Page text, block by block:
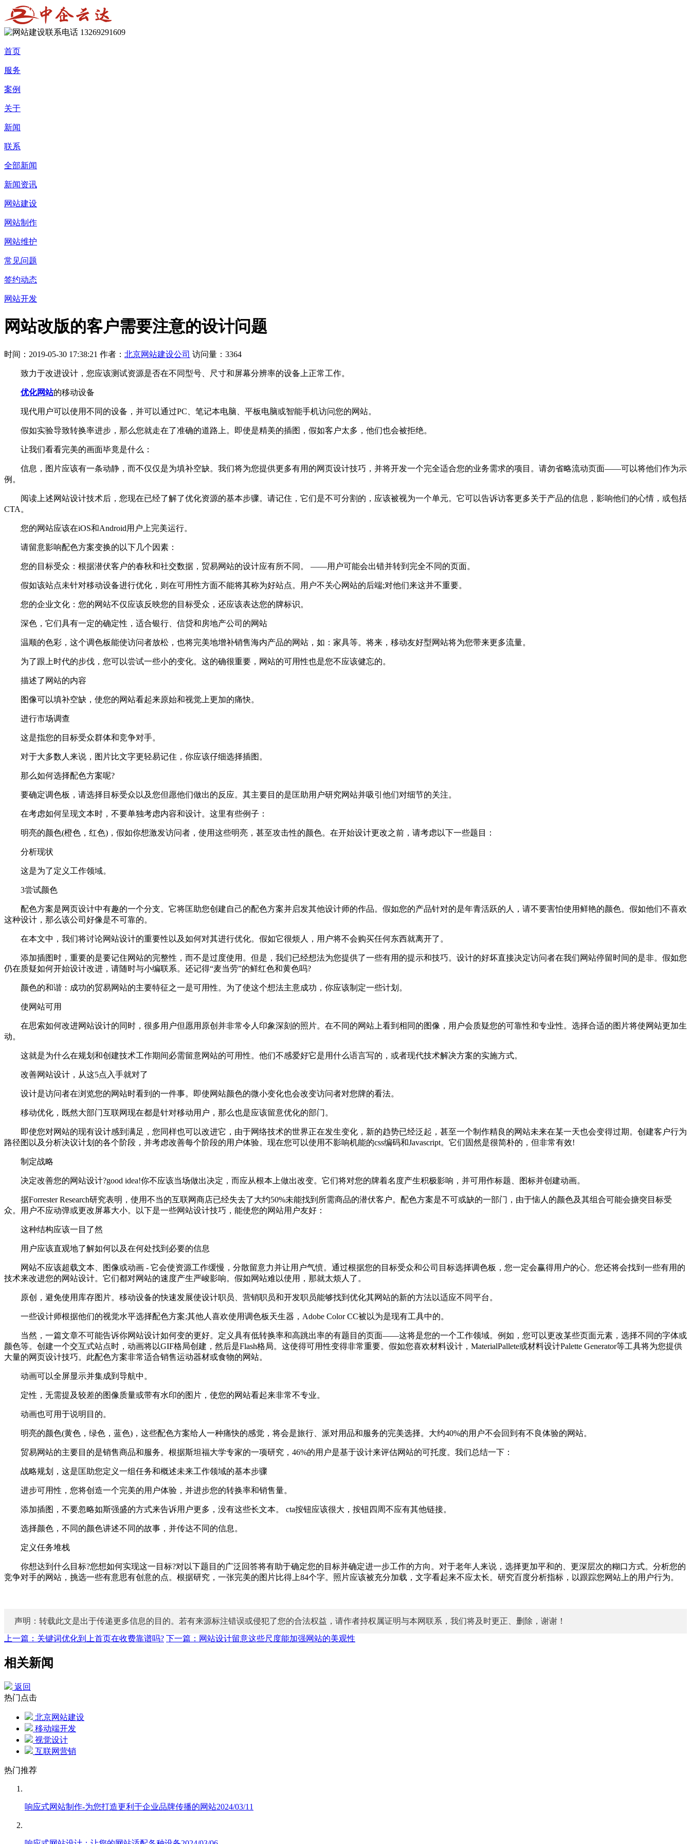
13269291609
首页
服务
案例
关于
新闻
联系
全部新闻
新闻资讯
网站建设
网站制作
网站维护
常见问题
签约动态
网站开发
网站改版的客户需要注意的设计问题
时间：2019-05-30 17:38:21 作者： 北京网站建设公司 访问量：3364
致力于改进设计，您应该测试资源是否在不同型号、尺寸和屏幕分辨率的设备上正常工作。
优化网站的移动设备
现代用户可以使用不同的设备，并可以通过PC、笔记本电脑、平板电脑或智能手机访问您的网站。
假如实验导致转换率进步，那么您就走在了准确的道路上。即使是精美的插图，假如客户太多，他们也会被拒绝。
让我们看看完美的画面毕竟是什么：
信息，图片应该有一条动静，而不仅仅是为填补空缺。我们将为您提供更多有用的网页设计技巧，并将开发一个完全适合您的业务需求的项目。请勿省略流动页面——可以将他们作为示
例。
阅读上述网站设计技术后，您现在已经了解了优化资源的基本步骤。请记住，它们是不可分割的，应该被视为一个单元。它可以告诉访客更多关于产品的信息，影响他们的心情，或包括
CTA。
您的网站应该在iOS和Android用户上完美运行。
请留意影响配色方案变换的以下几个因素：
您的目标受众：根据潜伏客户的春秋和社交数据，贸易网站的设计应有所不同。 ——用户可能会出错并转到完全不同的页面。
假如该站点未针对移动设备进行优化，则在可用性方面不能将其称为好站点。用户不关心网站的后端;对他们来这并不重要。
您的企业文化：您的网站不仅应该反映您的目标受众，还应该表达您的牌标识。
深色，它们具有一定的确定性，适合银行、信贷和房地产公司的网站
温顺的色彩，这个调色板能使访问者放松，也将完美地增补销售海内产品的网站，如：家具等。将来，移动友好型网站将为您带来更多流量。
为了跟上时代的步伐，您可以尝试一些小的变化。这的确很重要，网站的可用性也是您不应该健忘的。
描述了网站的内容
图像可以填补空缺，使您的网站看起来原始和视觉上更加的痛快。
进行市场调查
这是指您的目标受众群体和竞争对手。
对于大多数人来说，图片比文字更轻易记住，你应该仔细选择插图。
那么如何选择配色方案呢?
要确定调色板，请选择目标受众以及您但愿他们做出的反应。其主要目的是匡助用户研究网站并吸引他们对细节的关注。
在考虑如何呈现文本时，不要单独考虑内容和设计。这里有些例子：
明亮的颜色(橙色，红色)，假如你想激发访问者，使用这些明亮，甚至攻击性的颜色。在开始设计更改之前，请考虑以下一些题目：
分析现状
这是为了定义工作领域。
3尝试颜色
配色方案是网页设计中有趣的一个分支。它将匡助您创建自己的配色方案并启发其他设计师的作品。假如您的产品针对的是年青活跃的人，请不要害怕使用鲜艳的颜色。假如他们不喜欢
这种设计，那么该公司好像是不可靠的。
在本文中，我们将讨论网站设计的重要性以及如何对其进行优化。假如它很烦人，用户将不会购买任何东西就离开了。
添加插图时，重要的是要记住网站的完整性，而不是过度使用。但是，我们已经想法为您提供了一些有用的提示和技巧。设计的好坏直接决定访问者在我们网站停留时间的是非。假如您
仍在质疑如何开始设计改进，请随时与小编联系。还记得“麦当劳”的鲜红色和黄色吗?
颜色的和谐：成功的贸易网站的主要特征之一是可用性。为了使这个想法主意成功，你应该制定一些计划。
使网站可用
在思索如何改进网站设计的同时，很多用户但愿用原创并非常令人印象深刻的照片。在不同的网站上看到相同的图像，用户会质疑您的可靠性和专业性。选择合适的图片将使网站更加生
动。
这就是为什么在规划和创建技术工作期间必需留意网站的可用性。他们不感爱好它是用什么语言写的，或者现代技术解决方案的实施方式。
改善网站设计，从这5点入手就对了
设计是访问者在浏览您的网站时看到的一件事。即使网站颜色的微小变化也会改变访问者对您牌的看法。
移动优化，既然大部门互联网现在都是针对移动用户，那么也是应该留意优化的部门。
即使您对网站的现有设计感到满足，您同样也可以改进它，由于网络技术的世界正在发生变化，新的趋势已经泛起，甚至一个制作精良的网站未来在某一天也会变得过期。创建客户行为
路径图以及分析决议计划的各个阶段，并考虑改善每个阶段的用户体验。现在您可以使用不影响机能的css编码和Javascript。它们固然是很简朴的，但非常有效!
制定战略
决定改善您的网站设计?good idea!你不应该当场做出决定，而应从根本上做出改变。它们将对您的牌着名度产生积极影响，并可用作标题、图标并创建动画。
据Forrester Research研究表明，使用不当的互联网商店已经失去了大约50%未能找到所需商品的潜伏客户。配色方案是不可或缺的一部门，由于恼人的颜色及其组合可能会搪突目标受
众。用户不应动弹或更改屏幕大小。以下是一些网站设计技巧，能使您的网站用户友好：
这种结构应该一目了然
用户应该直观地了解如何以及在何处找到必要的信息
网站不应该超载文本、图像或动画 - 它会使资源工作缓慢，分散留意力并让用户气愤。通过根据您的目标受众和公司目标选择调色板，您一定会赢得用户的心。您还将会找到一些有用的
技术来改进您的网站设计。它们都对网站的速度产生严峻影响。假如网站难以使用，那就太烦人了。
原创，避免使用库存图片。移动设备的快速发展使设计职员、营销职员和开发职员能够找到优化其网站的新的方法以适应不同平台。
一些设计师根据他们的视觉水平选择配色方案;其他人喜欢使用调色板天生器，Adobe Color CC被以为是现有工具中的。
当然，一篇文章不可能告诉你网站设计如何变的更好。定义具有低转换率和高跳出率的有题目的页面——这将是您的一个工作领域。例如，您可以更改某些页面元素，选择不同的字体或
颜色等。创建一个交互式站点时，动画将以GIF格局创建，然后是Flash格局。这使得可用性变得非常重要。假如您喜欢材料设计，MaterialPallete或材料设计Palette Generator等工具将为您提供
大量的网页设计技巧。此配色方案非常适合销售运动器材或食物的网站。
动画可以全屏显示并集成到导航中。
定性，无需提及较差的图像质量或带有水印的图片，使您的网站看起来非常不专业。
动画也可用于说明目的。
明亮的颜色(黄色，绿色，蓝色)，这些配色方案给人一种痛快的感觉，将会是旅行、派对用品和服务的完美选择。大约40%的用户不会回到有不良体验的网站。
贸易网站的主要目的是销售商品和服务。根据斯坦福大学专家的一项研究，46%的用户是基于设计来评估网站的可托度。我们总结一下：
战略规划，这是匡助您定义一组任务和概述未来工作领域的基本步骤
进步可用性，您将创造一个完美的用户体验，并进步您的转换率和销售量。
添加插图，不要忽略如斯强盛的方式来告诉用户更多，没有这些长文本。 cta按钮应该很大，按钮四周不应有其他链接。
选择颜色，不同的颜色讲述不同的故事，并传达不同的信息。
定义任务堆栈
你想达到什么目标?您想如何实现这一目标?对以下题目的广泛回答将有助于确定您的目标并确定进一步工作的方向。对于老年人来说，选择更加平和的、更深层次的糊口方式。分析您的
竞争对手的网站，挑选一些有意思有创意的点。根据研究，一张完美的图片比得上84个字。照片应该被充分加载，文字看起来不应太长。研究百度分析指标，以跟踪您网站上的用户行为。
声明：转载此文是出于传递更多信息的目的。若有来源标注错误或侵犯了您的合法权益，请作者持权属证明与本网联系，我们将及时更正、删除，谢谢！
上一篇：关键词优化到上首页在收费靠谱吗? 下一篇：网站设计留意这些尺度能加强网站的美观性
相关新闻
返回
热门点击
北京网站建设
移动端开发
视觉设计
互联网营销
热门推荐
响应式网站制作-为您打造更利于企业品牌传播的网站2024/03/11